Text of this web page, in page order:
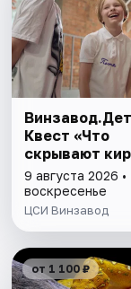
Квест «Что
скрывают
9 августа 2026 •
воскресенье
ЦСИ Винзавод
от 1 100 ₽